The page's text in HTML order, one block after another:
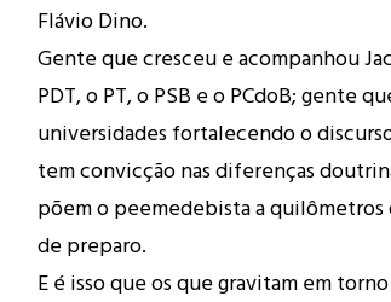
Flávio Dino.
Gente que cresceu e acompanhou
PDT, o PT, o PSB e o PCdoB; gente
universidades fortalecendo o
tem convicção nas diferenças
põem o peemedebista a
de preparo.
E é isso que os que gravitam em